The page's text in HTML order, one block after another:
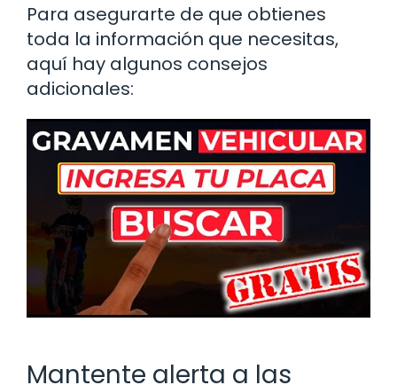
Para asegurarte de que obtienes
toda la información que necesitas,
aquí hay algunos consejos
adicionales:
Mantente alerta a las